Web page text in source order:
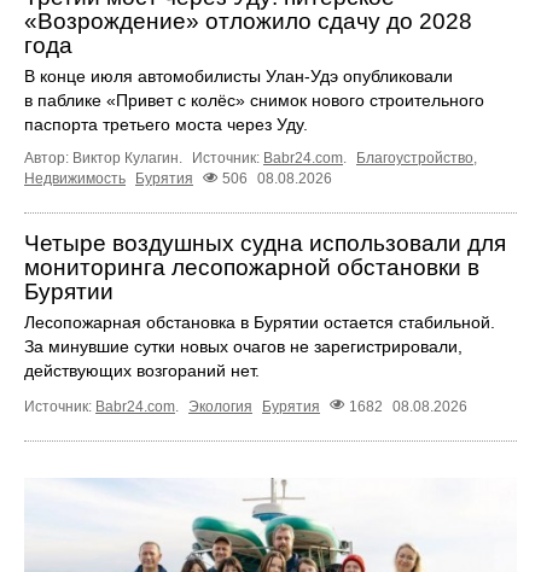
«Возрождение» отложило сдачу до 2028
года
В конце июля автомобилисты Улан-Удэ опубликовали
в паблике «Привет с колёс» снимок нового строительного
паспорта третьего моста через Уду.
Автор: Виктор Кулагин. Источник: Babr24.com. Благоустройство,
Недвижимость
Бурятия 506 08.08.2026
Четыре воздушных судна использовали для
мониторинга лесопожарной обстановки в
Бурятии
Лесопожарная обстановка в Бурятии остается стабильной.
За минувшие сутки новых очагов не зарегистрировали,
действующих возгораний нет.
Источник: Babr24.com Экология Бурятия 1682 08.08.2026